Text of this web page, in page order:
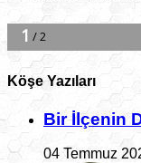
Köşe Yazıları
Bir İlçe­nin
04 Temmuz